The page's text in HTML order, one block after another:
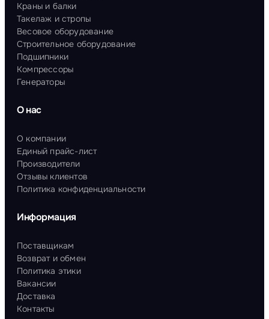
Краны и балки
Такелаж и стропы
Весовое оборудование
Строительное оборудование
Подшипники
Компрессоры
Генераторы
О нас
О компании
Единый прайс-лист
Производители
Отзывы клиентов
Политика конфиденциальности
Информация
Поставщикам
Возврат и обмен
Политика этики
Вакансии
Доставка
Контакты